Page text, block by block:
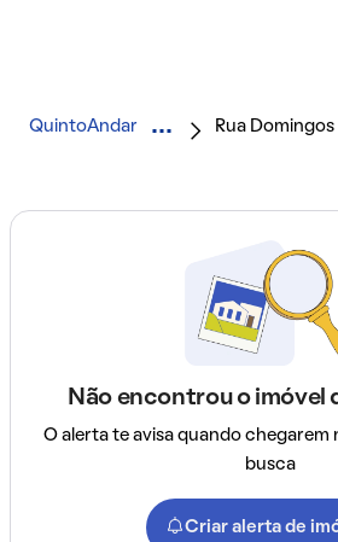
QuintoAndar Rua
Não encontrou o imóvel
O alerta te avisa quando chegarem
busca
Criar alerta de